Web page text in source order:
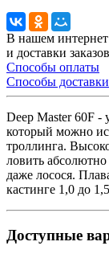
В нашем
и доставки заказов
Способы оплаты
Способы доставки
Deep Master 60F -
который можно
троллинга.
ловить
даже лосося.
кастинге 1,0 до
Доступные